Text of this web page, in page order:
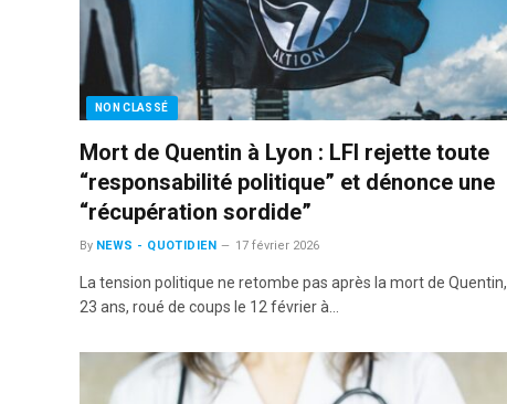
NON CLASSÉ
Mort de Quentin à Lyon : LFI rejette toute
“responsabilité politique” et dénonce une
“récupération sordide”
By NEWS - QUOTIDIEN 17 février 2026
La tension politique ne retombe pas après la mort de Quentin,
23 ans, roué de coups le 12 février à…